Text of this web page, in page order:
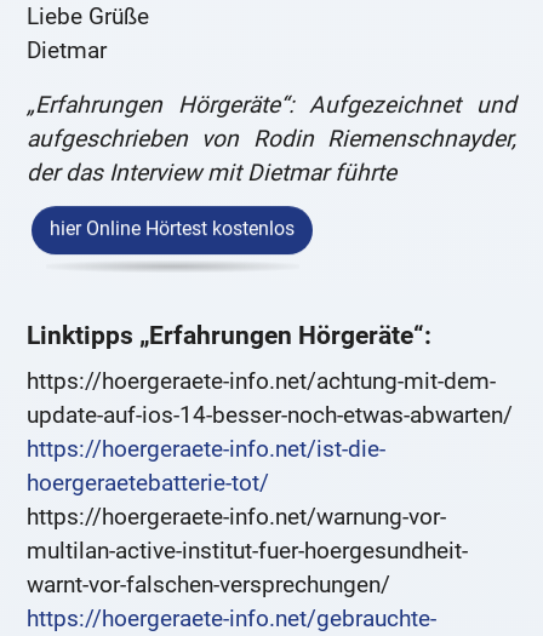
Liebe Grüße
Dietmar
„Erfahrungen Hörgeräte“: Aufgezeichnet und
aufgeschrieben von Rodin Riemenschnayder,
der das Interview mit Dietmar führte
hier Online Hörtest kostenlos
Linktipps „Erfahrungen Hörgeräte“:
https://hoergeraete-info.net/achtung-mit-dem-
update-auf-ios-14-besser-noch-etwas-abwarten/
https://hoergeraete-info.net/ist-die-
hoergeraetebatterie-tot/
https://hoergeraete-info.net/warnung-vor-
multilan-active-institut-fuer-hoergesundheit-
warnt-vor-falschen-versprechungen/
https://hoergeraete-info.net/gebrauchte-